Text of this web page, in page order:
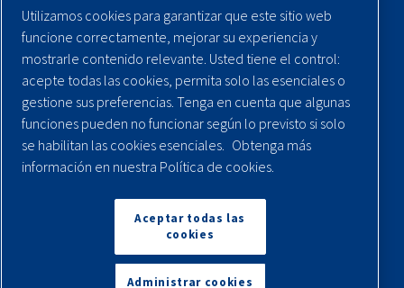
Aviso legal
Garantías
Política de privacidad
Términos y Condiciones
Mapa del sitio
© 2026 Quincy Compressor. Todos los derechos
Volver arriba
Utilizamos cookies para garantizar que este sitio web
funcione correctamente, mejorar su experiencia y
mostrarle contenido relevante. Usted tiene el control:
acepte todas las cookies, permita solo las esenciales o
gestione sus preferencias. Tenga en cuenta que algunas
funciones pueden no funcionar según lo previsto si solo
se habilitan las cookies esenciales. Obtenga más
información en nuestra Política de cookies.
Aceptar todas las
cookies
Administrar cookies